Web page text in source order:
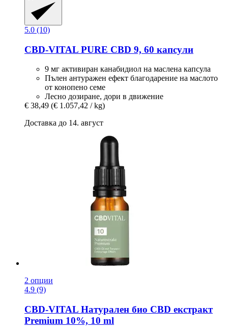
5.0 (10)
CBD-VITAL PURE CBD 9, 60 капсули
9 мг активиран канабидиол на маслена капсула
Пълен антуражен ефект благодарение на маслото
от конопено семе
Лесно дозиране, дори в движение
€ 38,49 (€ 1.057,42 / kg)
Доставка до 14. август
2 опции
4.9 (9)
CBD-VITAL Натурален био CBD екстракт
Premium 10%, 10 ml